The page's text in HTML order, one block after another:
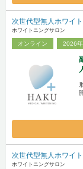
次世代型無人ホワイ
ホワイトニングサロン
オンライン 2026
次世代型無人ホワイ
ホワイトニングサロン